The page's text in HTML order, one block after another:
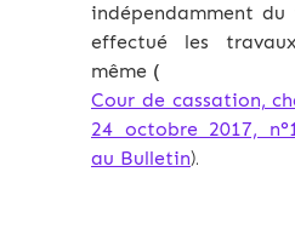
indépendamment du
effectué les
même (
Cour de cassation,
24 octobre 2017,
au Bulletin).